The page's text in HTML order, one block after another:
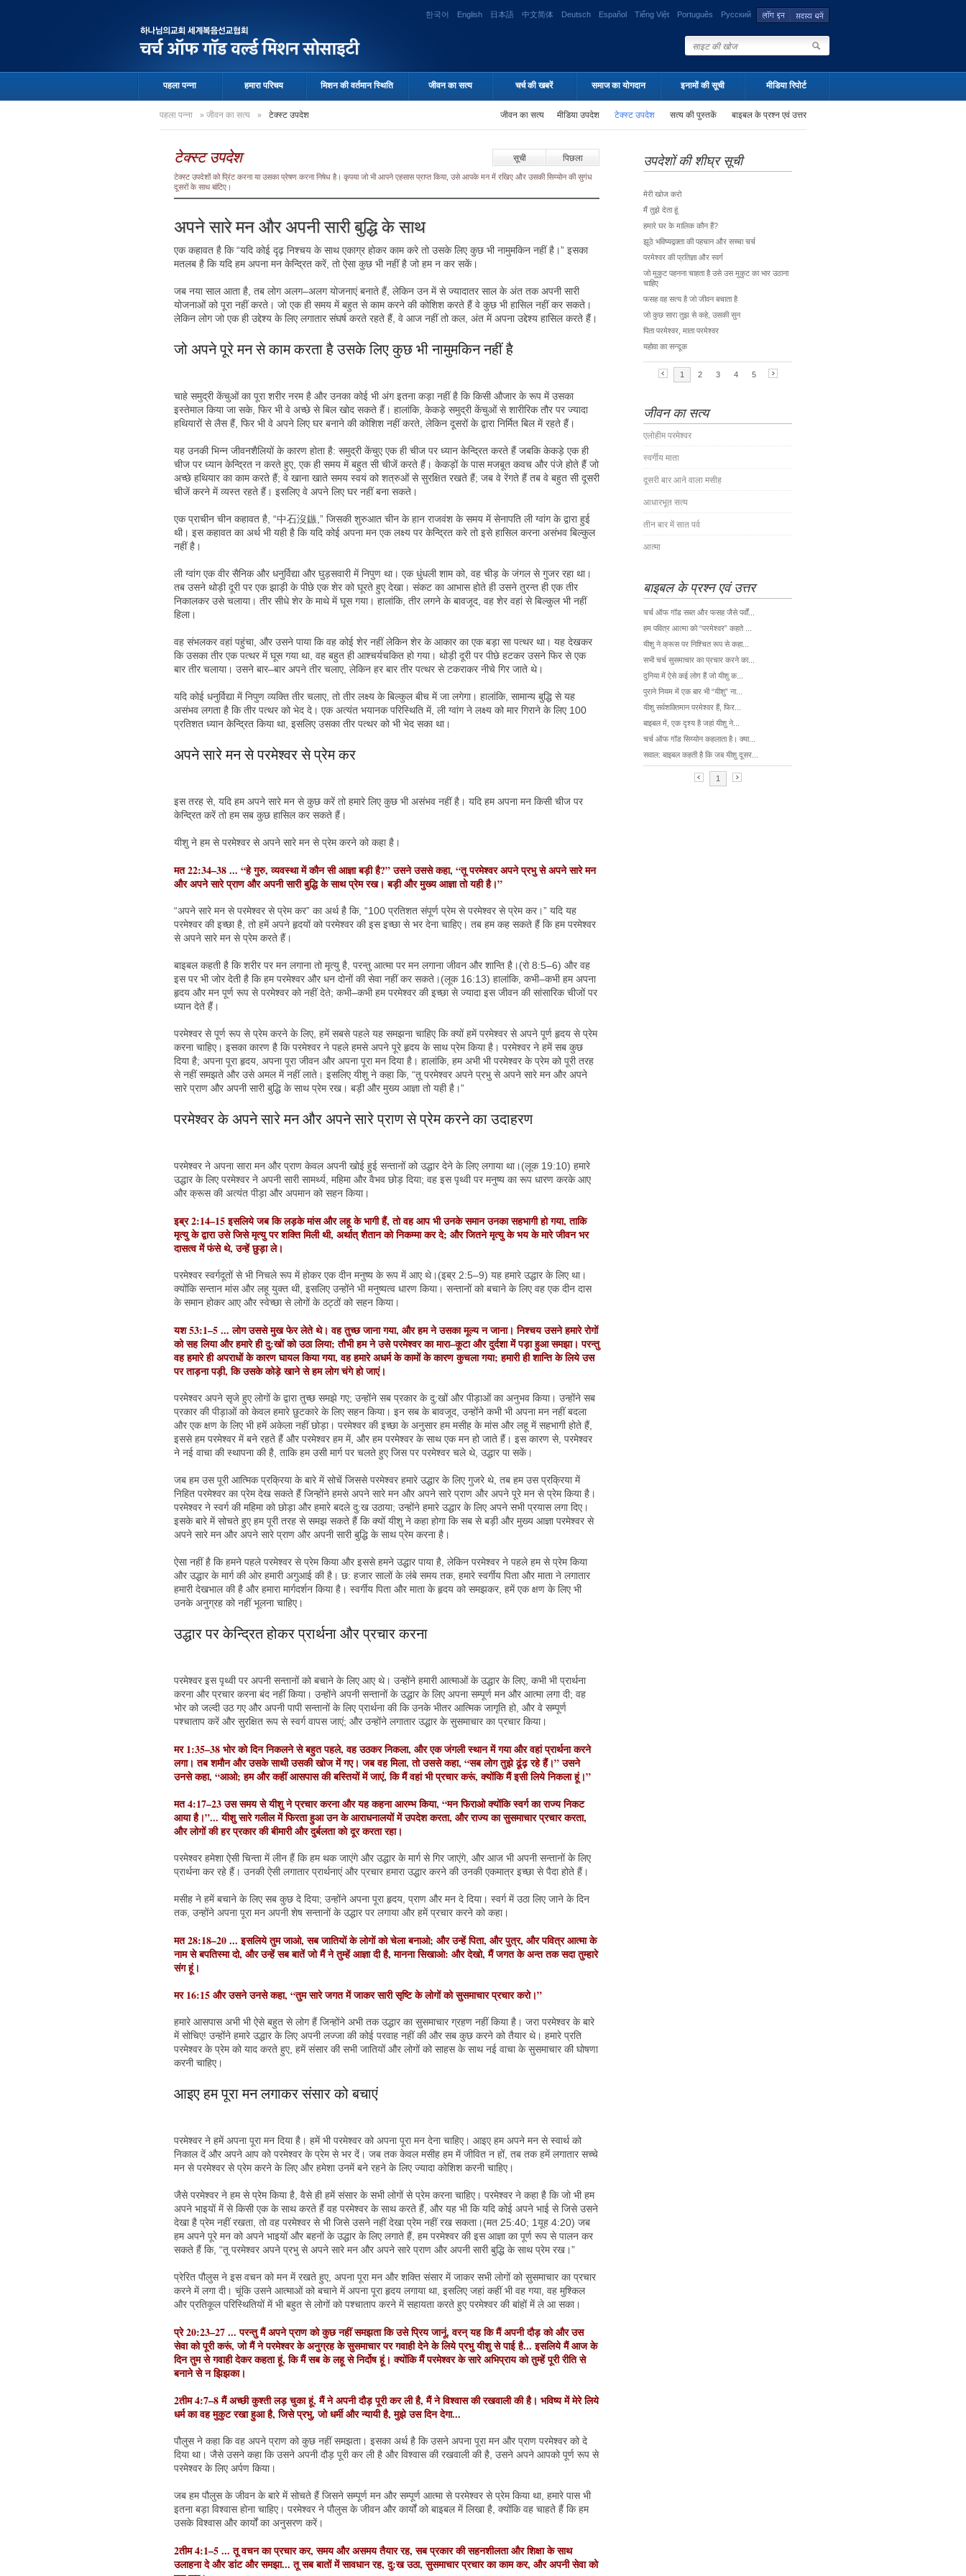
한국어 English 日本語 中文简体 Deutsch Español Tiếng Việt Português Русский
पहला पन्ना हमारा परिचय मिशन की वर्तमान स्थिति जीवन का सत्य चर्च की खबरें समाज का योगदान इनामों की सूची मीडिया रिपोर्ट
पहला पन्ना »जीवन का सत्य » टेक्स्ट उपदेश जीवन का सत्य मीडिया उपदेश टेक्स्ट उपदेश सत्य की पुस्तकें बाइबल के प्रश्न एवं उत्तर
टेक्स्ट उपदेश सूची पिछला
टेक्स्ट उपदेशों को प्रिंट करना या उसका प्रेषण करना निषेध है। कृपया जो भी आपने एहसास प्राप्त किया, उसे आपके मन में रखिए और उसकी सिय्योन की सुगंध
दूसरों के साथ बांटिए।
अपने सारे मन और अपनी सारी बुद्धि के साथ
एक कहावत है कि “यदि कोई दृढ़ निश्चय के साथ एकाग्र होकर काम करे तो उसके लिए कुछ भी नामुमकिन नहीं है।” इसका
मतलब है कि यदि हम अपना मन केन्द्रित करें, तो ऐसा कुछ भी नहीं है जो हम न कर सकें।
जब नया साल आता है, तब लोग अलग–अलग योजनाएं बनाते हैं, लेकिन उन में से ज्यादातर साल के अंत तक अपनी सारी
योजनाओं को पूरा नहीं करते। जो एक ही समय में बहुत से काम करने की कोशिश करते हैं वे कुछ भी हासिल नहीं कर सकते।
लेकिन लोग जो एक ही उद्देश्य के लिए लगातार संघर्ष करते रहते हैं, वे आज नहीं तो कल, अंत में अपना उद्देश्य हासिल करते हैं।
जो अपने पूरे मन से काम करता है उसके लिए कुछ भी नामुमकिन नहीं है
चाहे समुद्री केंचुओं का पूरा शरीर नरम है और उनका कोई भी अंग इतना कड़ा नहीं है कि किसी औजार के रूप में उसका
इस्तेमाल किया जा सके, फिर भी वे अच्छे से बिल खोद सकते हैं। हालांकि, केकड़े समुद्री केंचुओं से शारीरिक तौर पर ज्यादा
हथियारों से लैस हैं, फिर भी वे अपने लिए घर बनाने की कोशिश नहीं करते, लेकिन दूसरों के द्वारा निर्मित बिल में रहते हैं।
यह उनकी भिन्न जीवनशैलियों के कारण होता है: समुद्री केंचुए एक ही चीज पर ध्यान केन्द्रित करते हैं जबकि केकड़े एक ही
चीज पर ध्यान केन्द्रित न करते हुए, एक ही समय में बहुत सी चीजें करते हैं। केकड़ों के पास मजबूत कवच और पंजे होते हैं जो
अच्छे हथियार का काम करते हैं; वे खाना खाते समय स्वयं को शत्रुओं से सुरक्षित रखते हैं; जब वे रेंगते हैं तब वे बहुत सी दूसरी
चीजें करने में व्यस्त रहते हैं। इसलिए वे अपने लिए घर नहीं बना सकते।
एक प्राचीन चीन कहावत है, “中石沒鏃,” जिसकी शुरुआत चीन के हान राजवंश के समय में सेनापति ली ग्वांग के द्वारा हुई
थी। इस कहावत का अर्थ भी यही है कि यदि कोई अपना मन एक लक्ष्य पर केन्द्रित करे तो इसे हासिल करना असंभव बिल्कुल
नहीं है।
ली ग्वांग एक वीर सैनिक और धनुर्विद्या और घुड़सवारी में निपुण था। एक धुंधली शाम को, वह चीड़ के जंगल से गुजर रहा था।
तब उसने थोड़ी दूरी पर एक झाड़ी के पीछे एक शेर को घूरते हुए देखा। संकट का आभास होते ही उसने तुरन्त ही एक तीर
निकालकर उसे चलाया। तीर सीधे शेर के माथे में घूस गया। हालांकि, तीर लगने के बावजूद, वह शेर वहां से बिल्कुल भी नहीं
हिला।
वह संभलकर वहां पहुंचा, और उसने पाया कि वह कोई शेर नहीं लेकिन शेर के आकार का एक बड़ा सा पत्थर था। यह देखकर
कि उसका तीर एक पत्थर में घूस गया था, वह बहुत ही आश्चर्यचकित हो गया। थोड़ी दूरी पर पीछे हटकर उसने फिर से एक
बार तीर चलाया। उसने बार–बार अपने तीर चलाए, लेकिन हर बार तीर पत्थर से टकराकर नीचे गिर जाते थे।
यदि कोई धनुर्विद्या में निपुण व्यक्ति तीर चलाए, तो तीर लक्ष्य के बिल्कुल बीच में जा लगेगा। हालांकि, सामान्य बुद्धि से यह
असंभव लगता है कि तीर पत्थर को भेद दे। एक अत्यंत भयानक परिस्थिति में, ली ग्वांग ने लक्ष्य को मार गिराने के लिए 100
प्रतिशत ध्यान केन्द्रित किया था, इसलिए उसका तीर पत्थर को भी भेद सका था।
अपने सारे मन से परमेश्वर से प्रेम कर
इस तरह से, यदि हम अपने सारे मन से कुछ करें तो हमारे लिए कुछ भी असंभव नहीं है। यदि हम अपना मन किसी चीज पर
केन्द्रित करें तो हम सब कुछ हासिल कर सकते हैं।
यीशु ने हम से परमेश्वर से अपने सारे मन से प्रेम करने को कहा है।
मत 22:34–38 ... “हे गुरु, व्यवस्था में कौन सी आज्ञा बड़ी है?” उसने उससे कहा, “तू परमेश्वर अपने प्रभु से अपने सारे मन
और अपने सारे प्राण और अपनी सारी बुद्धि के साथ प्रेम रख। बड़ी और मुख्य आज्ञा तो यही है।”
“अपने सारे मन से परमेश्वर से प्रेम कर” का अर्थ है कि, “100 प्रतिशत संपूर्ण प्रेम से परमेश्वर से प्रेम कर।” यदि यह
परमेश्वर की इच्छा है, तो हमें अपने हृदयों को परमेश्वर की इस इच्छा से भर देना चाहिए। तब हम कह सकते हैं कि हम परमेश्वर
से अपने सारे मन से प्रेम करते हैं।
बाइबल कहती है कि शरीर पर मन लगाना तो मृत्यु है, परन्तु आत्मा पर मन लगाना जीवन और शान्ति है।(रो 8:5–6) और वह
इस पर भी जोर देती है कि हम परमेश्वर और धन दोनों की सेवा नहीं कर सकते।(लूक 16:13) हालांकि, कभी–कभी हम अपना
हृदय और मन पूर्ण रूप से परमेश्वर को नहीं देते; कभी–कभी हम परमेश्वर की इच्छा से ज्यादा इस जीवन की सांसारिक चीजों पर
ध्यान देते हैं।
परमेश्वर से पूर्ण रूप से प्रेम करने के लिए, हमें सबसे पहले यह समझना चाहिए कि क्यों हमें परमेश्वर से अपने पूर्ण हृदय से प्रेम
करना चाहिए। इसका कारण है कि परमेश्वर ने पहले हमसे अपने पूरे हृदय के साथ प्रेम किया है। परमेश्वर ने हमें सब कुछ
दिया है; अपना पूरा हृदय, अपना पूरा जीवन और अपना पूरा मन दिया है। हालांकि, हम अभी भी परमेश्वर के प्रेम को पूरी तरह
से नहीं समझते और उसे अमल में नहीं लाते। इसलिए यीशु ने कहा कि, “तू परमेश्वर अपने प्रभु से अपने सारे मन और अपने
सारे प्राण और अपनी सारी बुद्धि के साथ प्रेम रख। बड़ी और मुख्य आज्ञा तो यही है।”
परमेश्वर के अपने सारे मन और अपने सारे प्राण से प्रेम करने का उदाहरण
परमेश्वर ने अपना सारा मन और प्राण केवल अपनी खोई हुई सन्तानों को उद्धार देने के लिए लगाया था।(लूक 19:10) हमारे
उद्धार के लिए परमेश्वर ने अपनी सारी सामर्थ्य, महिमा और वैभव छोड़ दिया; वह इस पृथ्वी पर मनुष्य का रूप धारण करके आए
और क्रूस की अत्यंत पीड़ा और अपमान को सहन किया।
इब्र 2:14–15 इसलिये जब कि लड़के मांस और लहू के भागी हैं, तो वह आप भी उनके समान उनका सहभागी हो गया, ताकि
मृत्यु के द्वारा उसे जिसे मृत्यु पर शक्ति मिली थी, अर्थात् शैतान को निकम्मा कर दे; और जितने मृत्यु के भय के मारे जीवन भर
दासत्व में फंसे थे, उन्हें छुड़ा ले।
परमेश्वर स्वर्गदूतों से भी निचले रूप में होकर एक दीन मनुष्य के रूप में आए थे।(इब्र 2:5–9) यह हमारे उद्धार के लिए था।
क्योंकि सन्तान मांस और लहू युक्त थी, इसलिए उन्होंने भी मनुष्यत्व धारण किया। सन्तानों को बचाने के लिए वह एक दीन दास
के समान होकर आए और स्वेच्छा से लोगों के ठट्ठों को सहन किया।
यश 53:1–5 ... लोग उससे मुख फेर लेते थे। वह तुच्छ जाना गया, और हम ने उसका मूल्य न जाना। निश्चय उसने हमारे रोगों
को सह लिया और हमारे ही दु:खों को उठा लिया; तौभी हम ने उसे परमेश्वर का मारा–कूटा और दुर्दशा में पड़ा हुआ समझा। परन्तु
वह हमारे ही अपराधों के कारण घायल किया गया, वह हमारे अधर्म के कामों के कारण कुचला गया; हमारी ही शान्ति के लिये उस
पर ताड़ना पड़ी, कि उसके कोड़े खाने से हम लोग चंगे हो जाएं।
परमेश्वर अपने सृजे हुए लोगों के द्वारा तुच्छ समझे गए; उन्होंने सब प्रकार के दु:खों और पीड़ाओं का अनुभव किया। उन्होंने सब
प्रकार की पीड़ाओं को केवल हमारे छुटकारे के लिए सहन किया। इन सब के बावजूद, उन्होंने कभी भी अपना मन नहीं बदला
और एक क्षण के लिए भी हमें अकेला नहीं छोड़ा। परमेश्वर की इच्छा के अनुसार हम मसीह के मांस और लहू में सहभागी होते हैं,
इससे हम परमेश्वर में बने रहते हैं और परमेश्वर हम में, और हम परमेश्वर के साथ एक मन हो जाते हैं। इस कारण से, परमेश्वर
ने नई वाचा की स्थापना की है, ताकि हम उसी मार्ग पर चलते हुए जिस पर परमेश्वर चले थे, उद्धार पा सकें।
जब हम उस पूरी आत्मिक प्रक्रिया के बारे में सोचें जिससे परमेश्वर हमारे उद्धार के लिए गुजरे थे, तब हम उस प्रक्रिया में
निहित परमेश्वर का प्रेम देख सकते हैं जिन्होंने हमसे अपने सारे मन और अपने सारे प्राण और अपने पूरे मन से प्रेम किया है।
परमेश्वर ने स्वर्ग की महिमा को छोड़ा और हमारे बदले दु:ख उठाया; उन्होंने हमारे उद्धार के लिए अपने सभी प्रयास लगा दिए।
इसके बारे में सोचते हुए हम पूरी तरह से समझ सकते हैं कि क्यों यीशु ने कहा होगा कि सब से बड़ी और मुख्य आज्ञा परमेश्वर से
अपने सारे मन और अपने सारे प्राण और अपनी सारी बुद्धि के साथ प्रेम करना है।
ऐसा नहीं है कि हमने पहले परमेश्वर से प्रेम किया और इससे हमने उद्धार पाया है, लेकिन परमेश्वर ने पहले हम से प्रेम किया
और उद्धार के मार्ग की ओर हमारी अगुआई की है। छ: हजार सालों के लंबे समय तक, हमारे स्वर्गीय पिता और माता ने लगातार
हमारी देखभाल की है और हमारा मार्गदर्शन किया है। स्वर्गीय पिता और माता के हृदय को समझकर, हमें एक क्षण के लिए भी
उनके अनुग्रह को नहीं भूलना चाहिए।
उद्धार पर केन्द्रित होकर प्रार्थना और प्रचार करना
परमेश्वर इस पृथ्वी पर अपनी सन्तानों को बचाने के लिए आए थे। उन्होंने हमारी आत्माओं के उद्धार के लिए, कभी भी प्रार्थना
करना और प्रचार करना बंद नहीं किया। उन्होंने अपनी सन्तानों के उद्धार के लिए अपना सम्पूर्ण मन और आत्मा लगा दी; वह
भोर को जल्दी उठ गए और अपनी पापी सन्तानों के लिए प्रार्थना की कि उनके भीतर आत्मिक जागृति हो, और वे सम्पूर्ण
पश्चाताप करें और सुरक्षित रूप से स्वर्ग वापस जाएं; और उन्होंने लगातार उद्धार के सुसमाचार का प्रचार किया।
मर 1:35–38 भोर को दिन निकलने से बहुत पहले, वह उठकर निकला, और एक जंगली स्थान में गया और वहां प्रार्थना करने
लगा। तब शमौन और उसके साथी उसकी खोज में गए। जब वह मिला, तो उससे कहा, “सब लोग तुझे ढूंढ़ रहे हैं।” उसने
उनसे कहा, “आओ; हम और कहीं आसपास की बस्तियों में जाएं, कि मैं वहां भी प्रचार करूं, क्योंकि मैं इसी लिये निकला हूं।”
मत 4:17–23 उस समय से यीशु ने प्रचार करना और यह कहना आरम्भ किया, “मन फिराओ क्योंकि स्वर्ग का राज्य निकट
आया है।”... यीशु सारे गलील में फिरता हुआ उन के आराधनालयों में उपदेश करता, और राज्य का सुसमाचार प्रचार करता,
और लोगों की हर प्रकार की बीमारी और दुर्बलता को दूर करता रहा।
परमेश्वर हमेशा ऐसी चिन्ता में लीन हैं कि हम थक जाएंगे और उद्धार के मार्ग से गिर जाएंगे, और आज भी अपनी सन्तानों के लिए
प्रार्थना कर रहे हैं। उनकी ऐसी लगातार प्रार्थनाएं और प्रचार हमारा उद्धार करने की उनकी एकमात्र इच्छा से पैदा होते हैं।
मसीह ने हमें बचाने के लिए सब कुछ दे दिया; उन्होंने अपना पूरा हृदय, प्राण और मन दे दिया। स्वर्ग में उठा लिए जाने के दिन
तक, उन्होंने अपना पूरा मन अपनी शेष सन्तानों के उद्धार पर लगाया और हमें प्रचार करने को कहा।
मत 28:18–20 ... इसलिये तुम जाओ, सब जातियों के लोगों को चेला बनाओ; और उन्हें पिता, और पुत्र, और पवित्र आत्मा के
नाम से बपतिस्मा दो, और उन्हें सब बातें जो मैं ने तुम्हें आज्ञा दी है, मानना सिखाओ: और देखो, मैं जगत के अन्त तक सदा तुम्हारे
संग हूं।
मर 16:15 और उसने उनसे कहा, “तुम सारे जगत में जाकर सारी सृष्टि के लोगों को सुसमाचार प्रचार करो।”
हमारे आसपास अभी भी ऐसे बहुत से लोग हैं जिन्होंने अभी तक उद्धार का सुसमाचार ग्रहण नहीं किया है। जरा परमेश्वर के बारे
में सोचिए! उन्होंने हमारे उद्धार के लिए अपनी लज्जा की कोई परवाह नहीं की और सब कुछ करने को तैयार थे। हमारे प्रति
परमेश्वर के प्रेम को याद करते हुए, हमें संसार की सभी जातियों और लोगों को साहस के साथ नई वाचा के सुसमाचार की घोषणा
करनी चाहिए।
आइए हम पूरा मन लगाकर संसार को बचाएं
परमेश्वर ने हमें अपना पूरा मन दिया है। हमें भी परमेश्वर को अपना पूरा मन देना चाहिए। आइए हम अपने मन से स्वार्थ को
निकाल दें और अपने आप को परमेश्वर के प्रेम से भर दें। जब तक केवल मसीह हम में जीवित न हों, तब तक हमें लगातार सच्चे
मन से परमेश्वर से प्रेम करने के लिए और हमेशा उनमें बने रहने के लिए ज्यादा कोशिश करनी चाहिए।
जैसे परमेश्वर ने हम से प्रेम किया है, वैसे ही हमें संसार के सभी लोगों से प्रेम करना चाहिए। परमेश्वर ने कहा है कि जो भी हम
अपने भाइयों में से किसी एक के साथ करते हैं वह परमेश्वर के साथ करते हैं, और यह भी कि यदि कोई अपने भाई से जिसे उसने
देखा है प्रेम नहीं रखता, तो वह परमेश्वर से भी जिसे उसने नहीं देखा प्रेम नहीं रख सकता।(मत 25:40; 1यूह 4:20) जब
हम अपने पूरे मन को अपने भाइयों और बहनों के उद्धार के लिए लगाते हैं, हम परमेश्वर की इस आज्ञा का पूर्ण रूप से पालन कर
सकते हैं कि, “तू परमेश्वर अपने प्रभु से अपने सारे मन और अपने सारे प्राण और अपनी सारी बुद्धि के साथ प्रेम रख।”
प्रेरित पौलुस ने इस वचन को मन में रखते हुए, अपना पूरा मन और शक्ति संसार में जाकर सभी लोगों को सुसमाचार का प्रचार
करने में लगा दी। चूंकि उसने आत्माओं को बचाने में अपना पूरा हृदय लगाया था, इसलिए जहां कहीं भी वह गया, वह मुश्किल
और प्रतिकूल परिस्थितियों में भी बहुत से लोगों को पश्चाताप करने में सहायता करते हुए परमेश्वर की बांहों में ले आ सका।
प्रे 20:23–27 ... परन्तु मैं अपने प्राण को कुछ नहीं समझता कि उसे प्रिय जानूं, वरन् यह कि मैं अपनी दौड़ को और उस
सेवा को पूरी करूं, जो मैं ने परमेश्वर के अनुग्रह के सुसमाचार पर गवाही देने के लिये प्रभु यीशु से पाई है... इसलिये मैं आज के
दिन तुम से गवाही देकर कहता हूं, कि मैं सब के लहू से निर्दोष हूं। क्योंकि मैं परमेश्वर के सारे अभिप्राय को तुम्हें पूरी रीति से
बनाने से न झिझका।
2तीम 4:7–8 मैं अच्छी कुश्ती लड़ चुका हूं, मैं ने अपनी दौड़ पूरी कर ली है, मैं ने विश्वास की रखवाली की है। भविष्य में मेरे लिये
धर्म का वह मुकुट रखा हुआ है, जिसे प्रभु, जो धर्मी और न्यायी है, मुझे उस दिन देगा...
पौलुस ने कहा कि वह अपने प्राण को कुछ नहीं समझता। इसका अर्थ है कि उसने अपना पूरा मन और प्राण परमेश्वर को दे
दिया था। जैसे उसने कहा कि उसने अपनी दौड़ पूरी कर ली है और विश्वास की रखवाली की है, उसने अपने आपको पूर्ण रूप से
परमेश्वर के लिए अर्पण किया।
जब हम पौलुस के जीवन के बारे में सोचते हैं जिसने सम्पूर्ण मन और सम्पूर्ण आत्मा से परमेश्वर से प्रेम किया था, हमारे पास भी
इतना बड़ा विश्वास होना चाहिए। परमेश्वर ने पौलुस के जीवन और कार्यों को बाइबल में लिखा है, क्योंकि वह चाहते हैं कि हम
उसके विश्वास और कार्यों का अनुसरण करें।
2तीम 4:1–5 ... तू वचन का प्रचार कर, समय और असमय तैयार रह, सब प्रकार की सहनशीलता और शिक्षा के साथ
उलाहना दे और डांट और समझा... तू सब बातों में सावधान रह, दु:ख उठा, सुसमाचार प्रचार का काम कर, और अपनी सेवा को
जीवन का सत्य
एलोहीम परमेश्वर
स्वर्गीय माता
दूसरी बार आने वाला मसीह
आधारभूत सत्य
तीन बार में सात पर्व
आत्मा